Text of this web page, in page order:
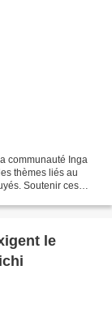
communauté Inga
thèmes liés au
Soutenir ces
le